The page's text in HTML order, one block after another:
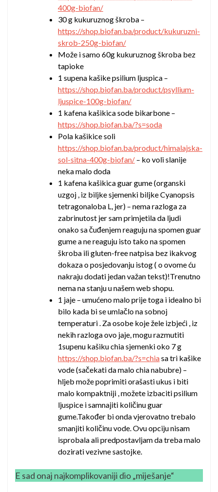
400g-biofan/
30 g kukuruznog škroba –
https://shop.biofan.ba/product/kukuruzni-
skrob-250g-biofan/
Može i samo 60g kukuruznog škroba bez
tapioke
1 supena kašike psilium ljuspica –
https://shop.biofan.ba/product/psyllium-
ljuspice-100g-biofan/
1 kafena kašikica sode bikarbone –
https://shop.biofan.ba/?s=soda
Pola kašikice soli
https://shop.biofan.ba/product/himalajska-
sol-sitna-400g-biofan/ – ko voli slanije
neka malo doda
1 kafena kašikica guar gume (organski
uzgoj , iz biljke sjemenki biljke Cyanopsis
tetragonaloba L, jer) – nema razloga za
zabrinutost jer sam primjetila da ljudi
onako sa čuđenjem reaguju na spomen guar
gume a ne reaguju isto tako na spomen
škroba ili gluten-free natpisa bez ikakvog
dokaza o posjedovanju istog ( o ovome ću
nakraju dodati jedan važan tekst)!Trenutno
nema na stanju u našem web shopu.
1 jaje – umućeno malo prije toga i idealno bi
bilo kada bi se umlačlo na sobnoj
temperaturi . Za osobe koje žele izbjeći , iz
nekih razloga ovo jaje, mogu razmutiti
1supenu kašiku chia sjemenki oko 7 g
https://shop.biofan.ba/?s=chiasa tri kašike
vode (sačekati da malo chia nabubre) –
hljeb može poprimiti orašasti ukus i biti
malo kompaktniji , možete izbaciti psilium
ljuspice i samnajiti količinu guar
gume.Također bi onda vjerovatno trebalo
smanjiti količinu vode. Ovu opciju nisam
isprobala ali predpostavljam da treba malo
dozirati vezivne sastojke.
E sad onaj najkomplikovaniji dio „miješanje“